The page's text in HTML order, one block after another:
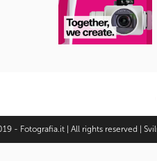
- Fotografia.it | All rights reserved |